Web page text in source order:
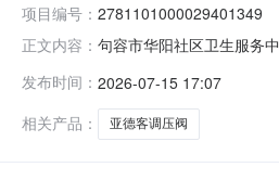
项目编号： 2781101000029401349
正文内容： 句容市华阳社区卫生服务
码:321183项目所在行政
发布时间： 2026-07-15 17:07
相关产品：
亚德客调压阀